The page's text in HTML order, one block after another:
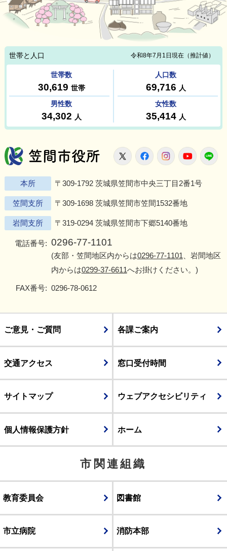
笠間市役所
X FacebookInstagram
本所 〒309-1792 茨城県笠間市中央三丁目2番1号
笠間支所 〒309-1698 茨城県笠間市笠間1532番地
岩間支所 〒319-0294 茨城県笠間市下郷5140番地
電話番号: 0296-77-1101
(友部・笠間地区内からは0296-77-1101 、岩間地区
内からは0299-37-6611へお掛けください。)
FAX番号: 0296-78-0612
ご意見・ご質問 各課ご案内
交通アクセス 窓口受付時間
サイトマップ ウェブアクセシビリティ
個人情報保護方針 ホーム
市関連組織
教育委員会 図書館
市立病院 消防本部